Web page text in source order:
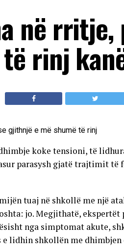
në rritje,
rinj
koke tensioni, të
parasysh gjatë trajtimit të
tuaj në shkollë me një
jo. Megjithatë,
nga simptomat akute,
e lidhin shkollën me dhimbjen